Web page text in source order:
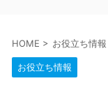
HOME > お役立ち情報
お役立ち情報